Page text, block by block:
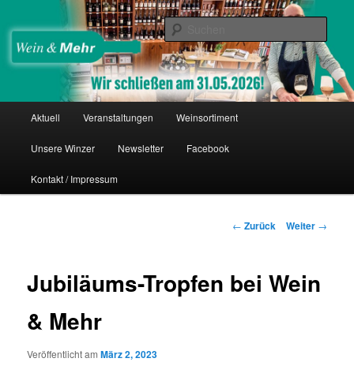
Inhalt
wechseln
Wein & Mehr
Thomas Nies
Aktuell Veranstaltungen Weinsortiment
Unsere Winzer Newsletter Facebook
Kontakt / Impressum
Beitrags-
← Zurück Weiter →
Jubiläums-Tropfen bei Wein
& Mehr
Veröffentlicht amMärz 2, 2023